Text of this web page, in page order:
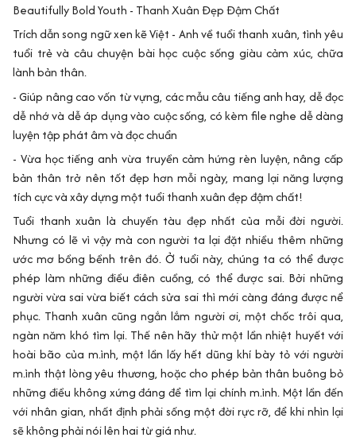
Beautifully Bold Youth - Thanh Xuân Đẹp Đậm Chất
Trích dẫn song ngữ xen kẽ Việt - Anh về tuổi thanh xuân, tình yêu
tuổi trẻ và câu chuyện bài học cuộc sống giàu cảm xúc, chữa
lành bản thân.
- Giúp nâng cao vốn từ vựng, các mẫu câu tiếng anh hay, dễ đọc
dễ nhớ và dễ áp dụng vào cuộc sống, có kèm file nghe dễ dàng
luyện tập phát âm và đọc chuẩn
- Vừa học tiếng anh vừa truyền cảm hứng rèn luyện, nâng cấp
bản thân trở nên tốt đẹp hơn mỗi ngày, mang lại năng lượng
tích cực và xây dựng một tuổi thanh xuân đẹp đậm chất!
Tuổi thanh xuân là chuyến tàu đẹp nhất của mỗi đời người.
Nhưng có lẽ vì vậy mà con người ta lại đặt nhiều thêm những
ước mơ bồng bềnh trên đó. Ở tuổi này, chúng ta có thể được
phép làm những điều điên cuồng, có thể được sai. Bởi những
người vừa sai vừa biết cách sửa sai thì mới càng đáng được nể
phục. Thanh xuân cũng ngắn lắm người ơi, một chốc trôi qua,
ngàn năm khó tìm lại. Thế nên hãy thử một lần nhiệt huyết với
hoài bão của m.ình, một lần lấy hết dũng khí bày tỏ với người
m.ình thật lòng yêu thương, hoặc cho phép bản thân buông bỏ
những điều không xứng đáng để tìm lại chính m.ình. Một lần đến
với nhân gian, nhất định phải sống một đời rực rỡ, để khi nhìn lại
sẽ không phải nói lên hai từ giá như.